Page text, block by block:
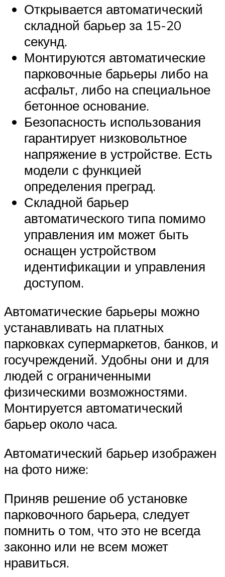
Открывается автоматический
складной барьер за 15-20
секунд.
Монтируются автоматические
парковочные барьеры либо на
асфальт, либо на специальное
бетонное основание.
Безопасность использования
гарантирует низковольтное
напряжение в устройстве. Есть
модели с функцией
определения преград.
Складной барьер
автоматического типа помимо
управления им может быть
оснащен устройством
идентификации и управления
доступом.
Автоматические барьеры можно
устанавливать на платных
парковках супермаркетов, банков, и
госучреждений. Удобны они и для
людей с ограниченными
физическими возможностями.
Монтируется автоматический
барьер около часа.
Автоматический барьер изображен
на фото ниже:
Приняв решение об установке
парковочного барьера, следует
помнить о том, что это не всегда
законно или не всем может
нравиться.